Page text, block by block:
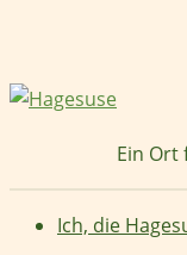
springen
Ein Ort
Ich, die